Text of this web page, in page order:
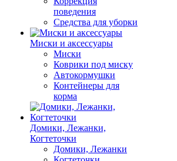
поведения
Средства для уборки
Миски и аксессуары
Миски
Коврики под миску
Автокормушки
Контейнеры для
корма
Домики, Лежанки,
Когтеточки
Домики, Лежанки